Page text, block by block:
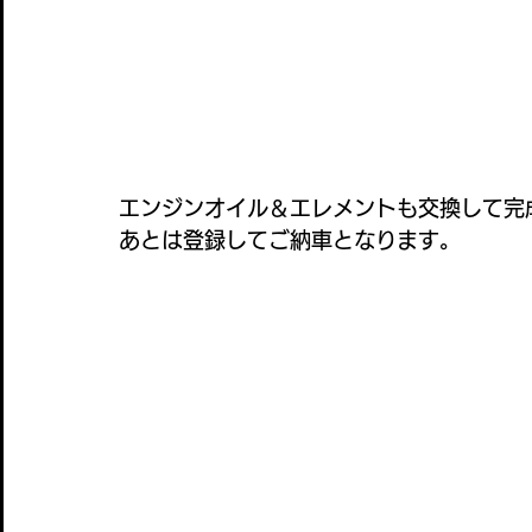
エンジンオイル＆エレメントも交換して完
あとは登録してご納車となります。